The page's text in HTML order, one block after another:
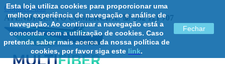
Esta loja utiliza cookies para proporcionar uma
melhor experiência de navegação e análise de
navegação. Ao continuar a navegação está a
concordar com a utilização de cookies. Caso
pretenda saber mais acerca da nossa política de
cookies, por favor siga este link.
Fechar
Contacte-nos
ATENDIMENTO COMERCIAL ☏ 932 121 707